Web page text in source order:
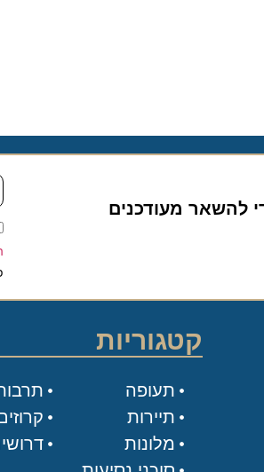
מעודכנים
קטגוריות
תעופה
תיירות
מלונות
תרבות
קרוזים
דרושים